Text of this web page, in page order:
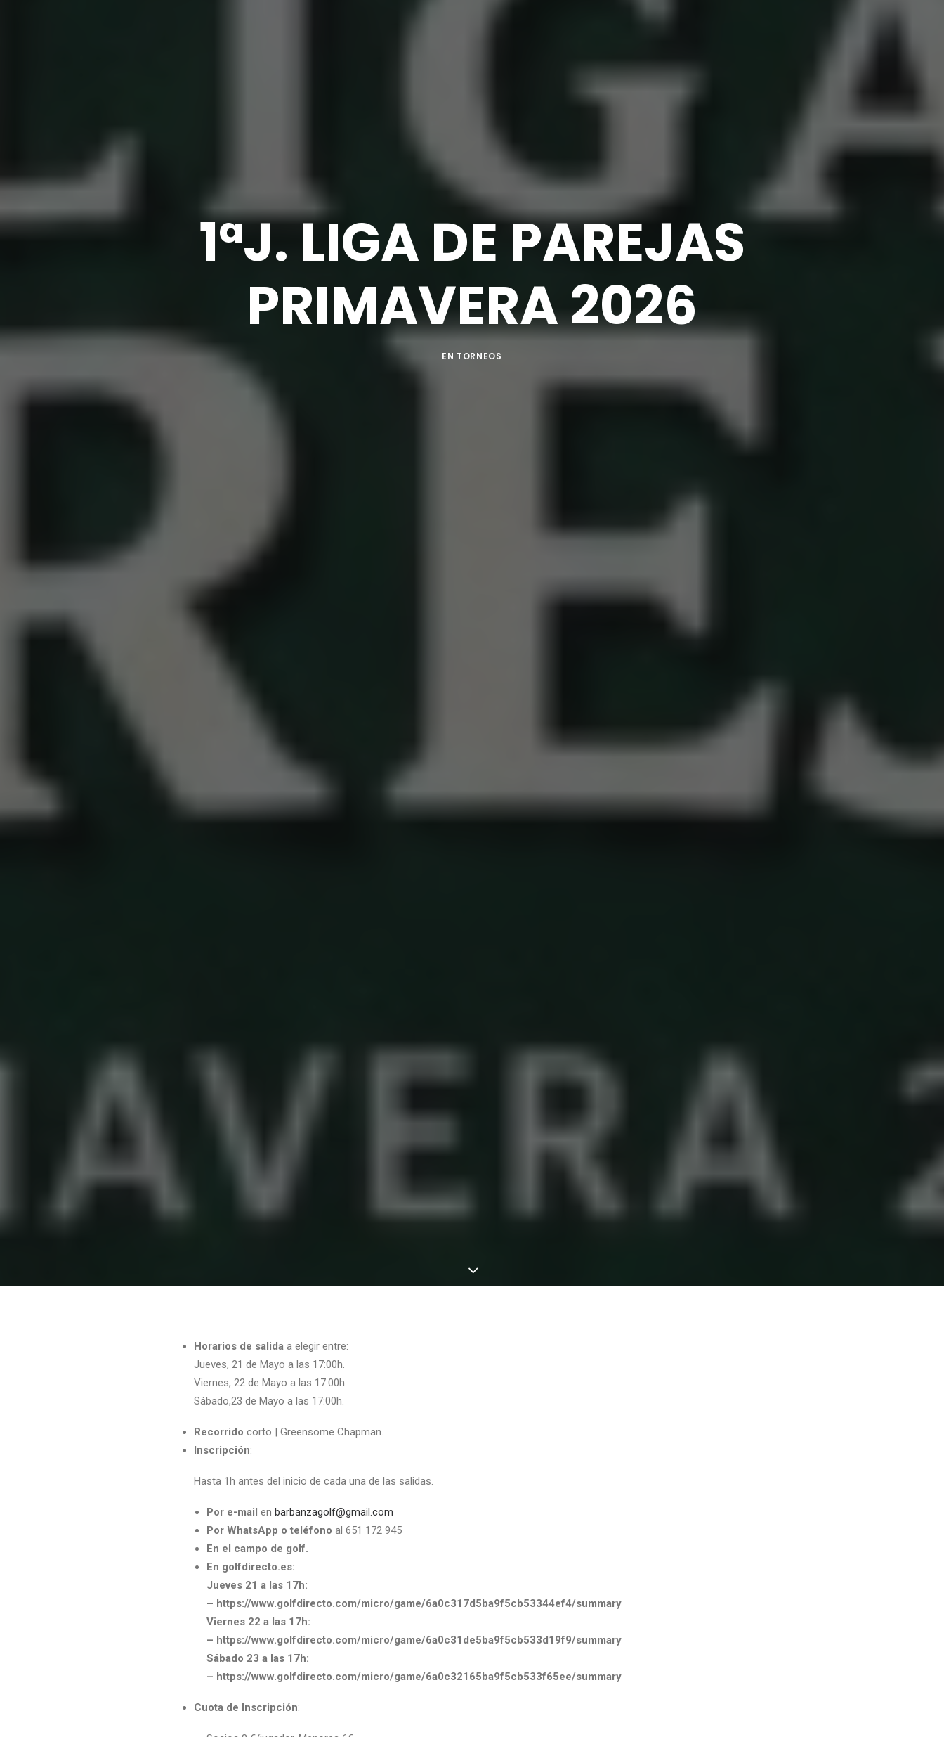
1ªJ. LIGA DE PAREJAS
PRIMAVERA 2026
EN TORNEOS
Horarios de salida a elegir entre:
Jueves, 21 de Mayo a las 17:00h.
Viernes, 22 de Mayo a las 17:00h.
Sábado,23 de Mayo a las 17:00h.
Recorrido corto | Greensome Chapman.
Inscripción:
Hasta 1h antes del inicio de cada una de las salidas.
Por e-mail en barbanzagolf@gmail.com
Por WhatsApp o teléfono al 651 172 945
En el campo de golf.
En golfdirecto.es:
Jueves 21 a las 17h:
– https://www.golfdirecto.com/micro/game/6a0c317d5ba9f5cb53344ef4/summary
Viernes 22 a las 17h:
– https://www.golfdirecto.com/micro/game/6a0c31de5ba9f5cb533d19f9/summary
Sábado 23 a las 17h:
– https://www.golfdirecto.com/micro/game/6a0c32165ba9f5cb533f65ee/summary
Cuota de Inscripción: